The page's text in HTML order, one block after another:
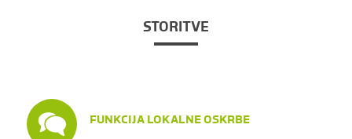
STORITVE
FUNKCIJA LOKALNE OSKRBE